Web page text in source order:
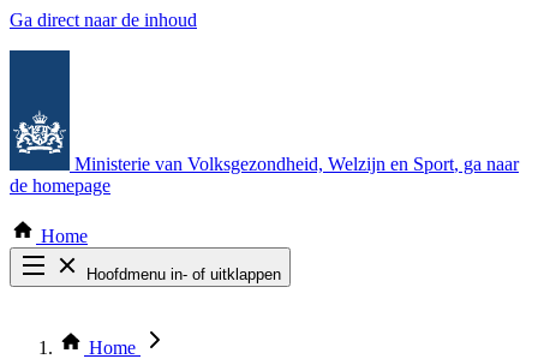
Ga direct naar de inhoud
Ministerie van Volksgezondheid, Welzijn en Sport, ga naar
de homepage
Home
Hoofdmenu in- of uitklappen
Thema COVID-19
Home